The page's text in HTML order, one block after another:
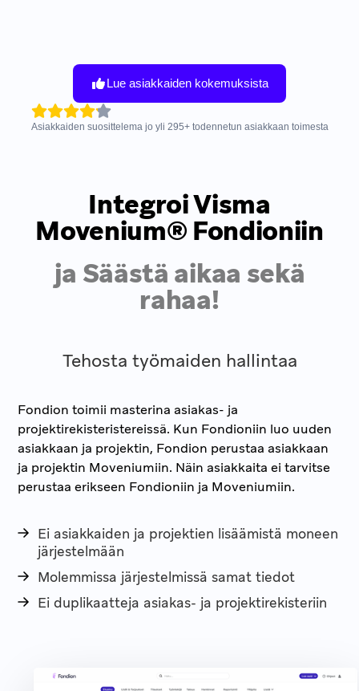
Lue asiakkaiden kokemuksista
Asiakkaiden suosittelema jo yli 295+ todennetun asiakkaan toimesta
Integroi Visma
Movenium® Fondioniin
ja Säästä aikaa sekä
rahaa!
Tehosta työmaiden hallintaa
Fondion toimii masterina asiakas- ja
projektirekisteristereissä. Kun Fondioniin luo uuden
asiakkaan ja projektin, Fondion perustaa asiakkaan
ja projektin Moveniumiin. Näin asiakkaita ei tarvitse
perustaa erikseen Fondioniin ja Moveniumiin.
Ei asiakkaiden ja projektien lisäämistä moneen
järjestelmään
Molemmissa järjestelmissä samat tiedot
Ei duplikaatteja asiakas- ja projektirekisteriin